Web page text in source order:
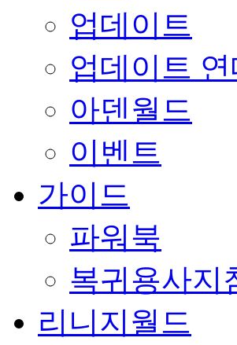
업데이트
업데이트 연
아덴월드
이벤트
가이드
파워북
복귀용사지
리니지월드